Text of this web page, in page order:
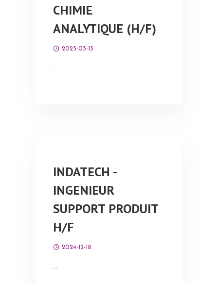
CHIMIE
ANALYTIQUE (H/F)
2025-03-13
…
INDATECH -
INGENIEUR
SUPPORT PRODUIT
H/F
2024-12-18
…